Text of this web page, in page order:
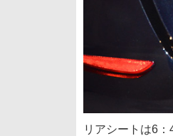
リアシートは6